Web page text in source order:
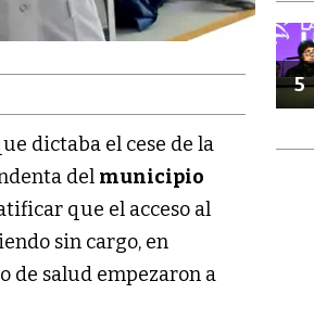
dictaba el cese de la
del municipio
que el acceso al
sin cargo, en
de salud empezaron a
5